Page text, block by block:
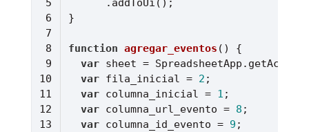
function agregar_eventos ( )
var
var fila_inicial = 2
var columna_inicial = 1
var columna_url_evento = 8
var columna_id_evento = 9